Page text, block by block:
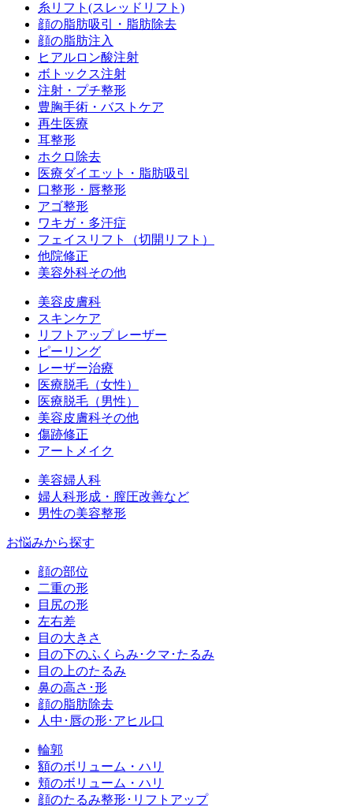
糸リフト(スレッドリフト)
顔の脂肪吸引・脂肪除去
顔の脂肪注入
ヒアルロン酸注射
ボトックス注射
注射・プチ整形
豊胸手術・バストケア
再生医療
耳整形
ホクロ除去
医療ダイエット・脂肪吸引
口整形・唇整形
アゴ整形
ワキガ・多汗症
フェイスリフト（切開リフト）
他院修正
美容外科その他
美容皮膚科
スキンケア
リフトアップ レーザー
ピーリング
レーザー治療
医療脱毛（女性）
医療脱毛（男性）
美容皮膚科その他
傷跡修正
アートメイク
美容婦人科
婦人科形成・膣圧改善など
男性の美容整形
お悩みから探す
顔の部位
二重の形
目尻の形
左右差
目の大きさ
目の下のふくらみ･クマ･たるみ
目の上のたるみ
鼻の高さ･形
顔の脂肪除去
人中･唇の形･アヒル口
輪郭
額のボリューム・ハリ
頬のボリューム・ハリ
顔のたるみ整形･リフトアップ